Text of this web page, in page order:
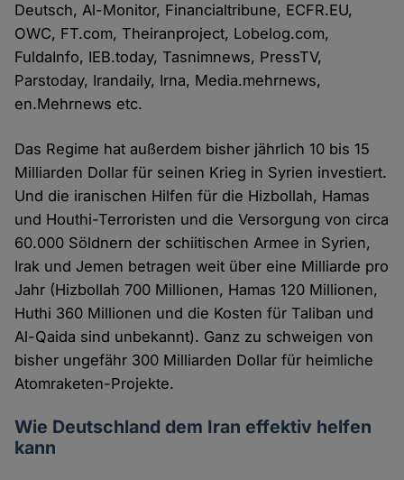
Deutsch, Al-Monitor, Financialtribune, ECFR.EU,
OWC, FT.com, Theiranproject, Lobelog.com,
FuldaInfo, IEB.today, Tasnimnews, PressTV,
Parstoday, Irandaily, Irna, Media.mehrnews,
en.Mehrnews etc.
Das Regime hat außerdem bisher jährlich 10 bis 15
Milliarden Dollar für seinen Krieg in Syrien investiert.
Und die iranischen Hilfen für die Hizbollah, Hamas
und Houthi-Terroristen und die Versorgung von circa
60.000 Söldnern der schiitischen Armee in Syrien,
Irak und Jemen betragen weit über eine Milliarde pro
Jahr (Hizbollah 700 Millionen, Hamas 120 Millionen,
Huthi 360 Millionen und die Kosten für Taliban und
Al-Qaida sind unbekannt). Ganz zu schweigen von
bisher ungefähr 300 Milliarden Dollar für heimliche
Atomraketen-Projekte.
Wie Deutschland dem Iran effektiv helfen
kann